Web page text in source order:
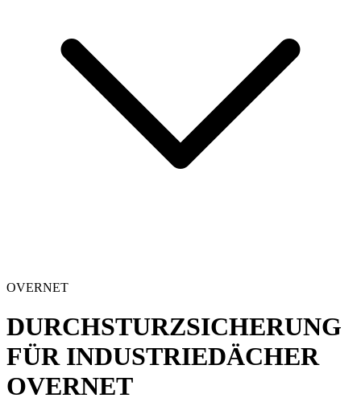
OVERNET
DURCHSTURZSICHERUNG
FÜR INDUSTRIEDÄCHER
OVERNET